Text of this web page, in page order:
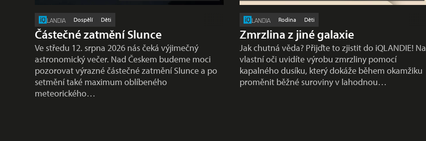
LANDIA Dospělí Děti
Částečné zatmění Slunce
Ve středu 12. srpna 2026 nás čeká výjimečný
astronomický večer. Nad Českem budeme moci
pozorovat výrazné částečné zatmění Slunce a po
setmění také maximum oblíbeného
meteorického…
LANDIA Rodina Děti
Zmrzlina z jiné galaxie
Jak chutná věda? Přijďte to zjistit do iQLANDIE! Na
vlastní oči uvidíte výrobu zmrzliny pomocí
kapalného dusíku, který dokáže během okamžiku
proměnit běžné suroviny v lahodnou…